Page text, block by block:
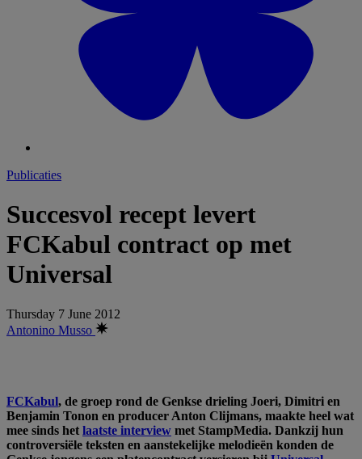
Publicaties
Succesvol recept levert
FCKabul contract op met
Universal
Thursday 7 June 2012
Antonino Musso
FCKabul, de groep rond de Genkse drieling Joeri, Dimitri en
Benjamin Tonon en producer Anton Clijmans, maakte heel wat
mee sinds het laatste interview met StampMedia. Dankzij hun
controversiële teksten en aanstekelijke melodieën konden de